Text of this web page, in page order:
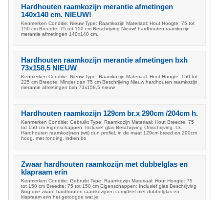
Hardhouten raamkozijn merantie afmetingen
140x140 cm. NIEUW!
Kenmerken Conditie: Nieuw Type: Raamkozijn Materiaal: Hout Hoogte: 75 tot
150 cm Breedte: 75 tot 150 cm Beschrijving Nieuw! hardhouten raamkozijn
merantie afmetingen 140x140 cm.
Hardhouten raamkozijn merantie afmetingen bxh
73x158,5 NIEUW
Kenmerken Conditie: Nieuw Type: Raamkozijn Materiaal: Hout Hoogte: 150 tot
225 cm Breedte: Minder dan 75 cm Beschrijving Nieuw hardhouten raamkozijn
merantie afmetingen bxh 73x158,5 nieuw
Hardhouten raamkozijn 129cm br.x 290cm /204cm h.
Kenmerken Conditie: Gebruikt Type: Raamkozijn Materiaal: Hout Breedte: 75
tot 150 cm Eigenschappen: Inclusief glas Beschrijving Omschrijving: t.k.
Hardhouten raamkozijnen (wit) dun profiel, in de maat 129cm breed en 290cm
hoog, met ronding, indien bo
Zwaar hardhouten raamkozijn met dubbelglas en
klapraam erin
Kenmerken Conditie: Gebruikt Type: Raamkozijn Materiaal: Hout Hoogte: 75
tot 150 cm Breedte: 75 tot 150 cm Eigenschappen: Inclusief glas Beschrijving
Nog drie zware hardhouten raamkozijnen compleet met dubbelglas en
klapraam erin het getoogde wat je